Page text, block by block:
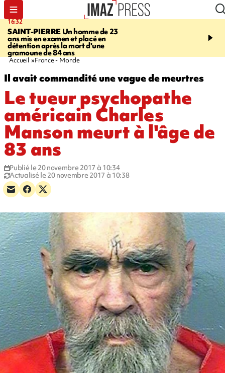
16:32
SAINT-PIERREUn homme de 23
ans mis en examen et placé en
détention après la mort d'une
gramoune de 84 ans
21:08
et Turquie scellent un
Accueil France - Monde
Il avait commandité une vague de meurtres
Le tueur psychopathe
américain Charles
Manson meurt à l'âge de
83 ans
Publié le 20 novembre 2017 à 10:34
Actualisé le 20 novembre 2017 à 10:38